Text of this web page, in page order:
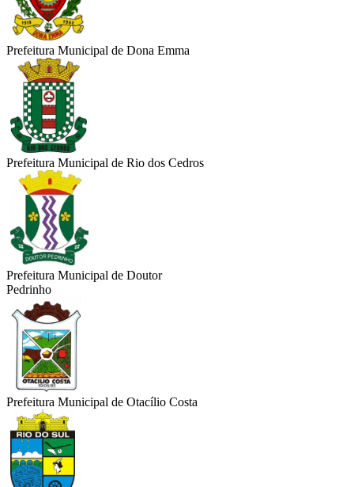
Prefeitura Municipal de Dona Emma
Prefeitura Municipal de Rio dos Cedros
Prefeitura Municipal de Doutor
Pedrinho
Prefeitura Municipal de Otacílio Costa